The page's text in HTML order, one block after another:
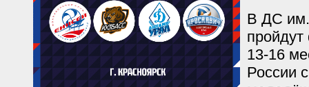
В ДС
13-16
России